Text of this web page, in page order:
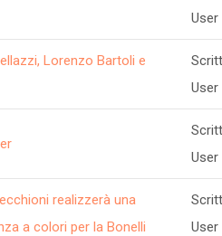
User
Lorenzo Bartoli e
User
User
realizzerà una
a colori per la Bonelli
User